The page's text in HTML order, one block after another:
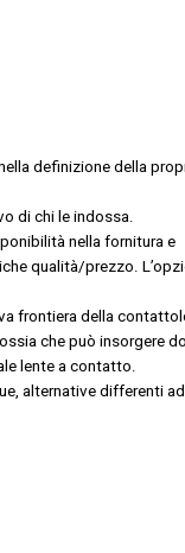
definizione della
di chi le indossa.
nella fornitura e
qualità/prezzo.
frontiera della
che può insorgere
lente a contatto.
alternative differenti